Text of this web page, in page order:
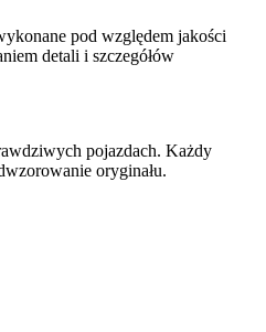
pod względem jakości
detali i szczegółów
pojazdach. Każdy
oryginału.